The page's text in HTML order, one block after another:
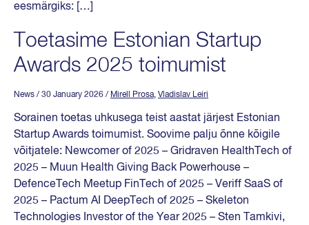
eesmärgiks: […]
Toetasime Estonian Startup
Awards 2025 toimumist
News / 30 January 2026 / Mirell Prosa, Vladislav Leiri
Sorainen toetas uhkusega teist aastat järjest Estonian
Startup Awards toimumist. Soovime palju õnne kõigile
võitjatele: Newcomer of 2025 – Gridraven HealthTech of
2025 – Muun Health Giving Back Powerhouse –
DefenceTech Meetup FinTech of 2025 – Veriff SaaS of
2025 – Pactum AI DeepTech of 2025 – Skeleton
Technologies Investor of the Year 2025 – Sten Tamkivi,